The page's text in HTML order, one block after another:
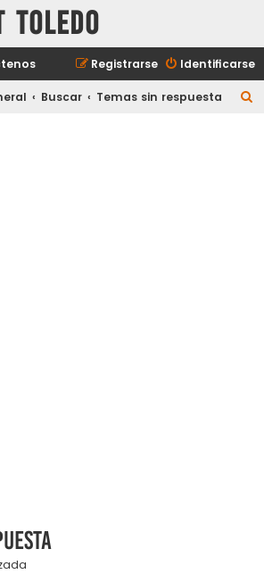
Toledo
Identificarse
Registrarse
Buscar Temas sin respuesta